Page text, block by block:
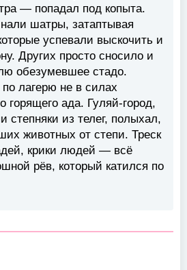
— попадал под копыта.
шатры, затаптывая
успевали выскочить и
Других просто сносило и
обезумевшее стадо.
лагерю не в силах
горящего ада. Гуляй-город,
степняки из телег, полыхал,
животных от степи. Треск
крики людей — всё
рёв, который катился по